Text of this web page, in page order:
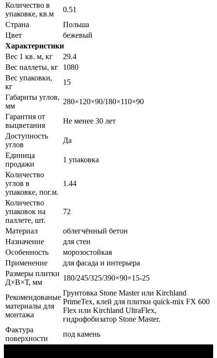
Количество в
упаковке, кв.м
0.51
Страна
Польша
Цвет
бежевый
Характеристики
Вес 1 кв. м, кг
29.4
Вес паллеты, кг
1080
Вес упаковки,
кг
15
Габариты углов,
мм
280×120×90/180×110×90
Гарантия от
выцветания
Не менее 30 лет
Доступность
углов
Да
Единица
продажи
1 упаковка
Количество
углов в
упаковке, пог.м.
1.44
Количество
упаковок на
паллете, шт.
72
Материал
облегчённый бетон
Назначение
для стен
Особенность
морозостойкая
Применение
для фасада и интерьера
Размеры плитки
Д×В×Т, мм
180/245/325/390×90×15-25
Рекомендованые
материалы для
монтажа
Грунтовка Stone Master или Kirchland
PrimeTex, клей для плитки quick-mix FX 600
Flex или Kirchland UltraFlex,
гидрофобизатор Stone Master.
Фактура
поверхности
под камень